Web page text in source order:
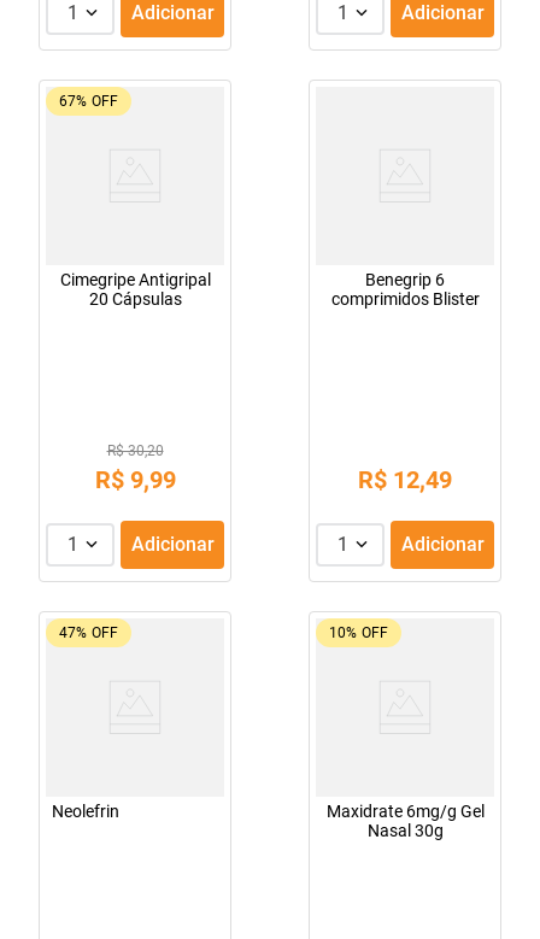
1 Adicionar 1 Adicionar
67% OFF
Cimegripe Antigripal
20 Cápsulas
R$ 30,20
R$ 9,99
1 Adicionar
Benegrip 6
comprimidos Blister
R$ 12,49
1 Adicionar
47% OFF
Neolefrin
10% OFF
Maxidrate 6mg/g Gel
Nasal 30g